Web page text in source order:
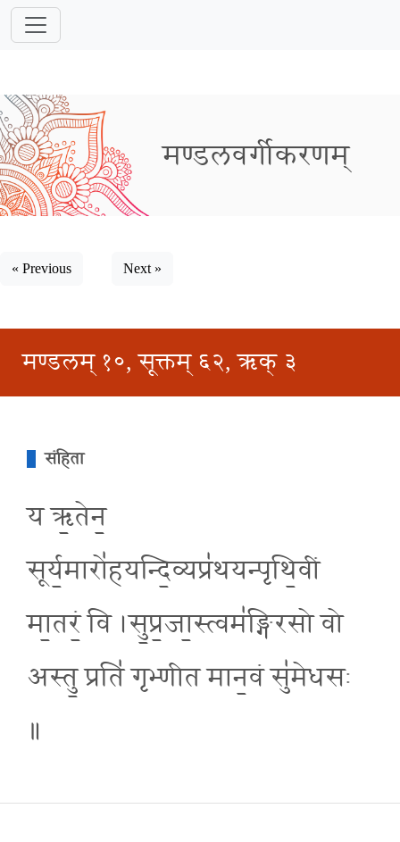
मण्डलवर्गीकरणम्
« Previous Next »
मण्डलम् १०, सूक्तम् ६२, ऋक् ३
संहिता
य ऋ॒तेन॒
सूर्य॒मारो॑हयन्दि॒व्यप्र॑थयन्पृथि॒वीं
मा॒तरं॒ वि ।सु॒प्र॒जा॒स्त्वम॑ङ्गिरसो वो
अस्तु॒ प्रति॑ गृभ्णीत मान॒वं सु॑मेधसः
॥